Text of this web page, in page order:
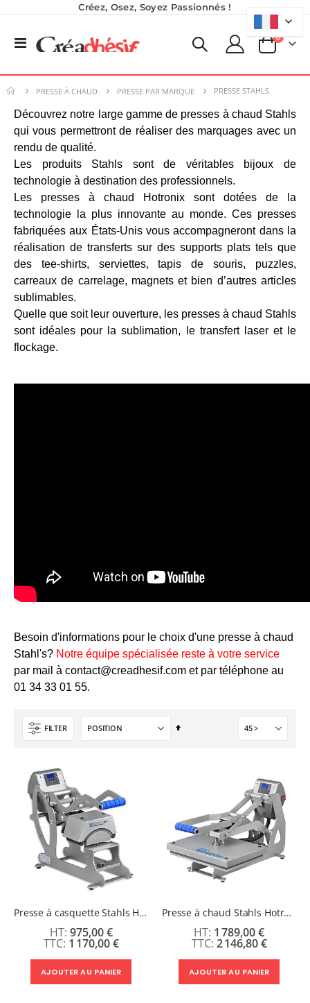
Créez, Osez, Soyez Passionnés !
Basculer
Panier
0produits
PRESSE À CHAUD PRESSE PAR MARQUE PRESSE STAHLS
Découvrez notre large gamme de presses à chaud Stahls
qui vous permettront de réaliser des marquages avec un
rendu de qualité.
Les produits Stahls sont de véritables bijoux de
technologie à destination des professionnels.
Les presses à chaud Hotronix sont dotées de la
technologie la plus innovante au monde. Ces presses
fabriquées aux États-Unis vous accompagneront dans la
réalisation de transferts sur des supports plats tels que
des tee-shirts, serviettes, tapis de souris, puzzles,
carreaux de carrelage, magnets et bien d’autres articles
sublimables.
Quelle que soit leur ouverture, les presses à chaud Stahls
sont idéales pour la sublimation, le transfert laser et le
flockage.
Besoin d'informations pour le choix d'une presse à chaud
Stahl's? Notre équipe spécialisée reste à votre service
par mail à contact@creadhesif.com et par téléphone au
01 34 33 01 55.
FILTER
Par
Presse à casquette Stahls Hotronix Sprint Mag Cap
1 170,00 €
975,00 €
AJOUTER AU PANIER
Presse à chaud Stahls Hotronix Sprint Mag 40 x 50 - STX20
2 146,80 €
1 789,00 €
AJOUTER AU PANIER
9,90 €
8,25 €
À partir de 5,40 €
Nouveauté ! Tour de rangement pour Flex ou Vinyle - 36 emplacements
59,99 €
49,99 €
Rating:
0%
289,00 €
240,83 €
9,50 €
À partir de
Encre pour transfert DTF - 2eme Génération - Blanc - 1L
49,00 €
40,83 €